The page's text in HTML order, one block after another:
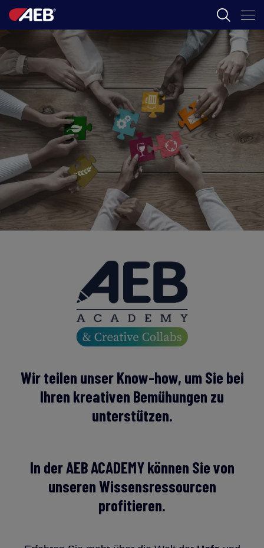
ÖNOLOGIE
BIER
FOOD
SPIRITS
AEB ACADEMY
DE
Wir teilen unser Know-how, um Sie bei
Ihren kreativen Bemühungen zu
unterstützen.
In der AEB ACADEMY können Sie von
unseren Wissensressourcen
profitieren.